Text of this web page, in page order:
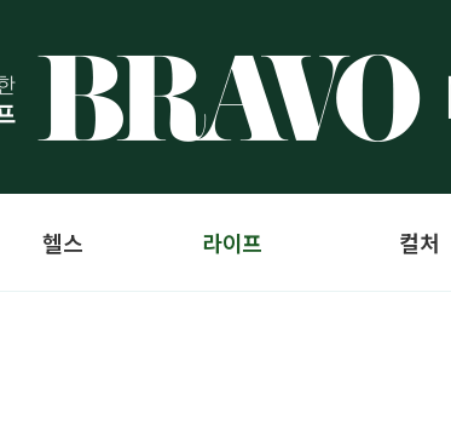
헬스 라이프 컬처